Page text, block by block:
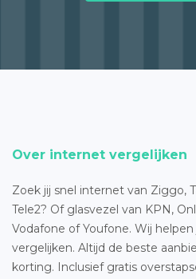
Over internet vergelijken
Zoek jij snel internet van Ziggo,
Tele2? Of glasvezel van KPN,
Vodafone of Youfone. Wij
vergelijken. Altijd de beste
korting. Inclusief gratis